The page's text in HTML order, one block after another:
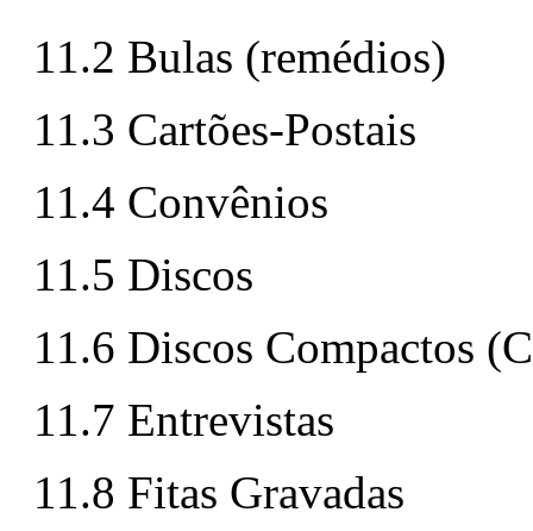
11.2 Bulas (remédios)
11.3 Cartões-Postais
11.4 Convênios
11.5 Discos
11.6 Discos Compactos
11.7 Entrevistas
11.8 Fitas Gravadas